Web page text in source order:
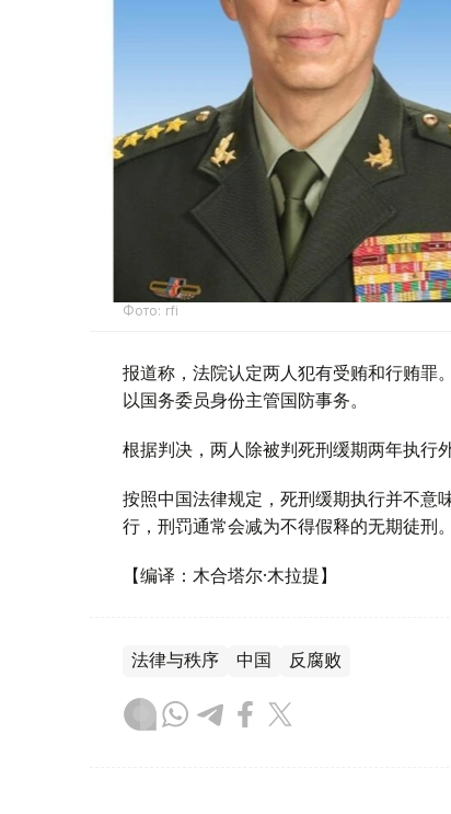
Фото: rfi
报道称，法院认定两人犯有受贿和行贿罪
以国务委员身份主管国防事务。
根据判决，两人除被判死刑缓期两年执行
按照中国法律规定，死刑缓期执行并不意
行，刑罚通常会减为不得假释的无期徒刑
【编译：木合塔尔·木拉提】
法律与秩序 中国 反腐败